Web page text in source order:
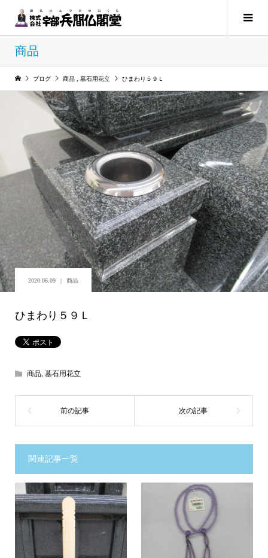
商品
ブログ 商品 墓石用花立 ひまわり５９Ｌ
2020.06.09 商品
ひまわり５９Ｌ
商品, 墓石用花立
関連記事一覧